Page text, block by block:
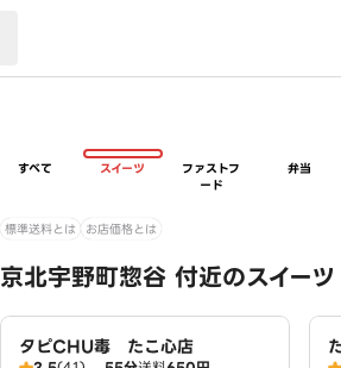
すべて スイーツ
ファストフ
ード
弁当
標準送料とは お店価格とは
京北宇野町惣谷 付近のスイーツ
タピCHU毒 たこ心店